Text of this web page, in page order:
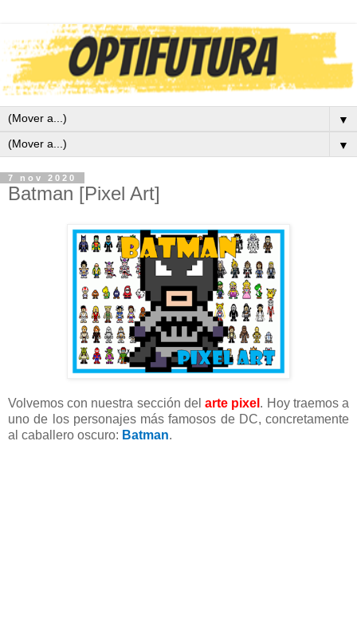
▼
▼
7 nov 2020
Batman [Pixel Art]
Volvemos con nuestra sección delarte pixel . Hoy traemos a
uno de los personajes más famosos de DC, concretamente
al caballero oscuro: Batman.